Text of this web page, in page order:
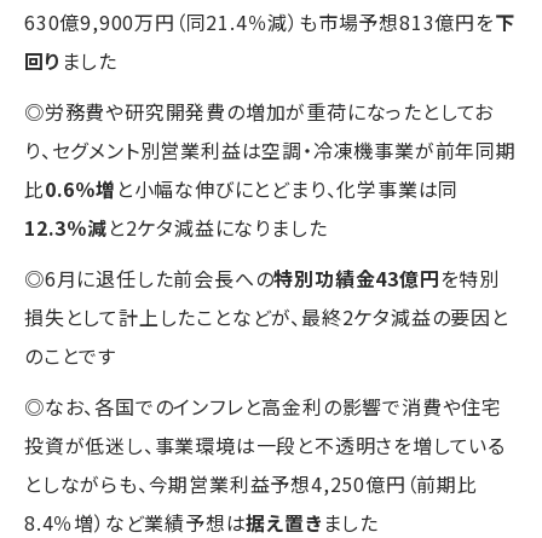
630億9,900万円（同21.4％減）も市場予想813億円を下
回り ました
◎労務費や研究開発費の増加が重荷になったとしてお
り、セグメント別営業利益は空調・冷凍機事業が前年同期
比0.6％増 と小幅な伸びにとどまり、化学事業は同
12.3％減と2ケタ減益になりました
◎6月に退任した前会長への特別功績金43億円を特別
損失として計上したことなどが、最終2ケタ減益の要因と
のことです
◎なお、各国でのインフレと高金利の影響で消費や住宅
投資が低迷し、事業環境は一段と不透明さを増している
としながらも、今期営業利益予想4,250億円（前期比
8.4％増）など業績予想は据え置き ました